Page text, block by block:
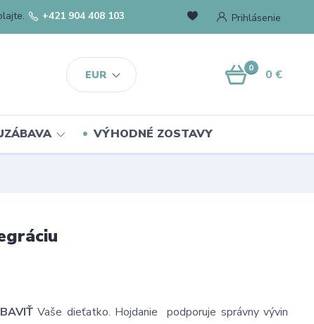
EUR
Prihlásenie
+421 904 408 103
0 0 €
VÝHODNÉ ZOSTAVY
Vaše dieťatko. Hojdanie podporuje správny vývin